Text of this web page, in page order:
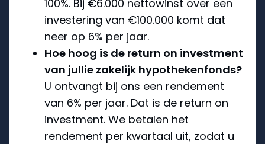
100%. Bij €6.000 nettowinst over een
investering van €100.000 komt dat
neer op 6% per jaar.
Hoe hoog is de return on investment
van jullie zakelijk hypothekenfonds?
U ontvangt bij ons een rendement
van 6% per jaar. Dat is de return on
investment. We betalen het
rendement per kwartaal uit, zodat u